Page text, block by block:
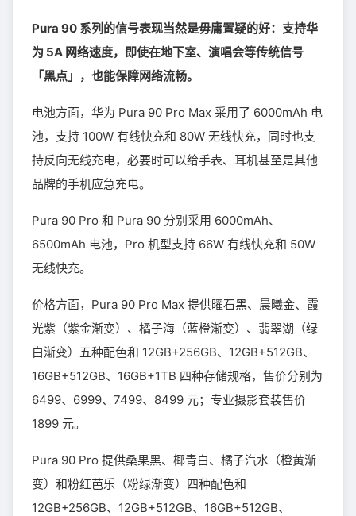
Pura 90 系列的信号表现当然是毋庸置疑的好：支持华
为 5A 网络速度，即使在地下室、演唱会等传统信号
「黑点」，也能保障网络流畅。
电池方面，华为 Pura 90 Pro Max 采用了 6000mAh 电
池，支持 100W 有线快充和 80W 无线快充，同时也支
持反向无线充电，必要时可以给手表、耳机甚至是其他
品牌的手机应急充电。
Pura 90 Pro 和 Pura 90 分别采用 6000mAh、
6500mAh 电池，Pro 机型支持 66W 有线快充和 50W
无线快充。
价格方面，Pura 90 Pro Max 提供曜石黑、晨曦金、霞
光紫（紫金渐变）、橘子海（蓝橙渐变）、翡翠湖（绿
白渐变）五种配色和 12GB+256GB、12GB+512GB、
16GB+512GB、16GB+1TB 四种存储规格，售价分别为
6499、6999、7499、8499 元；专业摄影套装售价
1899 元。
Pura 90 Pro 提供桑果黑、椰青白、橘子汽水（橙黄渐
变）和粉红芭乐（粉绿渐变）四种配色和
12GB+256GB、12GB+512GB、16GB+512GB、